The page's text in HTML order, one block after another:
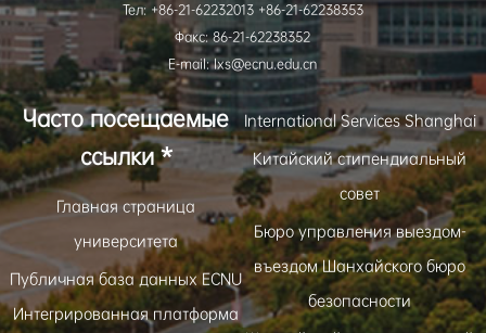
Тел: +86-21-62232013 +86-21-62238353
Факс: 86-21-62238352
E-mail: lxs@ecnu.edu.cn
Часто посещаемые
ссылки *
Главная страница
университета
Публичная база данных ECNU
Интегрированная платформа
International Services Shanghai
Китайский стипендиальный
совет
Бюро управления выездом-
въездом Шанхайского бюро
безопасности